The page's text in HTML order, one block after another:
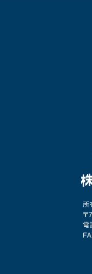
所
〒
電